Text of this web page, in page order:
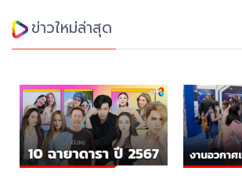
ข่าวใหม่ล่าสุด